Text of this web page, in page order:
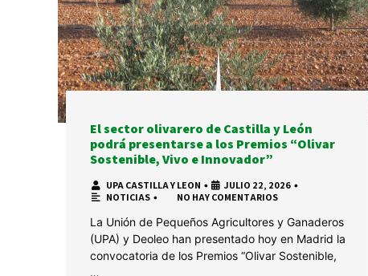
El sector olivarero de Castilla y León
podrá presentarse a los Premios “Olivar
Sostenible, Vivo e Innovador”
UPA CASTILLA Y LEON • JULIO 22, 2026 •
NOTICIAS • NO HAY COMENTARIOS
La Unión de Pequeños Agricultores y Ganaderos
(UPA) y Deoleo han presentado hoy en Madrid la
convocatoria de los Premios “Olivar Sostenible,
…